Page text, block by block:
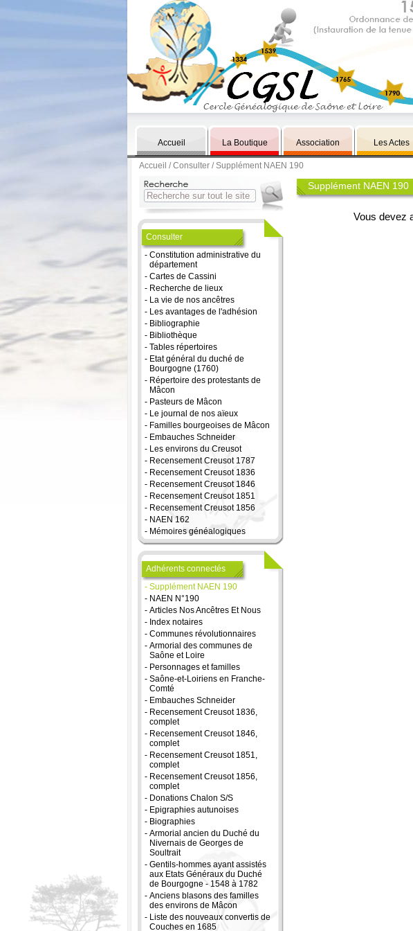
Accueil La Boutique Association Les Actes
Accueil /Consulter / Supplément NAEN 190
Consulter
- Constitution administrative du
département
- Cartes de Cassini
- Recherche de lieux
- La vie de nos ancêtres
- Les avantages de l'adhésion
- Bibliographie
- Bibliothèque
- Tables répertoires
- Etat général du duché de
Bourgogne (1760)
- Répertoire des protestants de
Mâcon
- Pasteurs de Mâcon
- Le journal de nos aïeux
- Familles bourgeoises de Mâcon
- Embauches Schneider
- Les environs du Creusot
- Recensement Creusot 1787
- Recensement Creusot 1836
- Recensement Creusot 1846
- Recensement Creusot 1851
- Recensement Creusot 1856
- NAEN 162
- Mémoires généalogiques
Adhérents connectés
- Supplément NAEN 190
- NAEN N°190
- Articles Nos Ancêtres Et Nous
- Index notaires
- Communes révolutionnaires
- Armorial des communes de
Saône et Loire
- Personnages et familles
- Saône-et-Loiriens en Franche-
Comté
- Embauches Schneider
- Recensement Creusot 1836,
complet
- Recensement Creusot 1846,
complet
- Recensement Creusot 1851,
complet
- Recensement Creusot 1856,
complet
- Donations Chalon S/S
- Epigraphies autunoises
- Biographies
- Armorial ancien du Duché du
Nivernais de Georges de
Soultrait
- Gentils-hommes ayant assistés
aux Etats Généraux du Duché
de Bourgogne - 1548 à 1782
- Anciens blasons des familles
des environs de Mâcon
- Liste des nouveaux convertis de
Couches en 1685
Supplément NAEN 190
Vous devez